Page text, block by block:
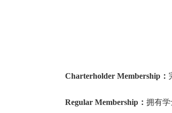
Charterholder Membership：
Regular Membership： 拥有